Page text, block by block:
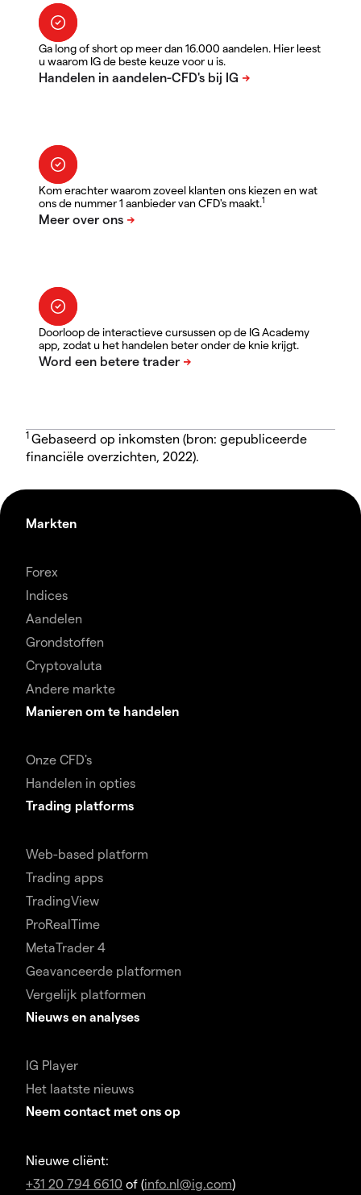
Ga long of short op meer dan 16.000 aandelen. Hier leest
u waarom IG de beste keuze voor u is.
Kom erachter waarom zoveel klanten ons kiezen en wat
ons de nummer 1 aanbieder van CFD's maakt.1
Doorloop de interactieve cursussen op de IG Academy
app, zodat u het handelen beter onder de knie krijgt.
1 Gebaseerd op inkomsten (bron: gepubliceerde
financiële overzichten, 2022).
Markten
Forex
Indices
Aandelen
Grondstoffen
Cryptovaluta
Andere markte
Manieren om te handelen
Onze CFD's
Handelen in opties
Trading platforms
Web-based platform
Trading apps
TradingView
ProRealTime
MetaTrader 4
Geavanceerde platformen
Vergelijk platformen
Nieuws en analyses
IG Player
Het laatste nieuws
Neem contact met ons op
Nieuwe cliënt:
+31 20 794 6610 of (info.nl@ig.com)